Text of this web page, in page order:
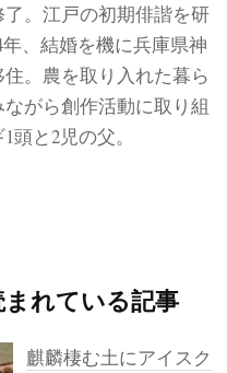
。江戸の初期俳諧を研
年、結婚を機に兵庫県神
。農を取り入れた暮ら
ながら創作活動に取り組
頭と2児の父。
れている記事
麒麟棲む土にアイスク